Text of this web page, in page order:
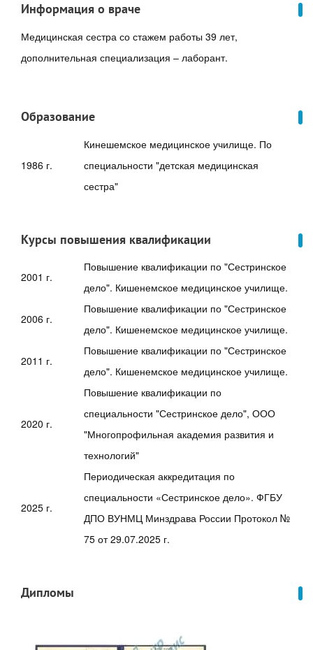
Информация о враче
Медицинская сестра со стажем работы 39 лет,
дополнительная специализация – лаборант.
Образование
1986 г.
Кинешемское медицинское училище. По
специальности "детская медицинская
сестра"
Курсы повышения квалификации
2001 г.
Повышение квалификации по "Сестринское
дело". Кишенемское медицинское училище.
2006 г.
Повышение квалификации по "Сестринское
дело". Кишенемское медицинское училище.
2011 г.
Повышение квалификации по "Сестринское
дело". Кишенемское медицинское училище.
2020 г.
Повышение квалификации по
специальности "Сестринское дело", ООО
"Многопрофильная академия развития и
технологий"
2025 г.
Периодическая аккредитация по
специальности «Сестринское дело». ФГБУ
ДПО ВУНМЦ Минздрава России Протокол №
75 от 29.07.2025 г.
Дипломы